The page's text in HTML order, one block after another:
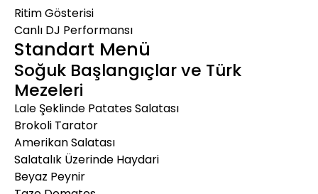
Ritim Gösterisi
Canlı DJ Performansı
Standart Menü
Soğuk Başlangıçlar ve Türk
Mezeleri
Lale Şeklinde Patates Salatası
Brokoli Tarator
Amerikan Salatası
Salatalık Üzerinde Haydari
Beyaz Peynir